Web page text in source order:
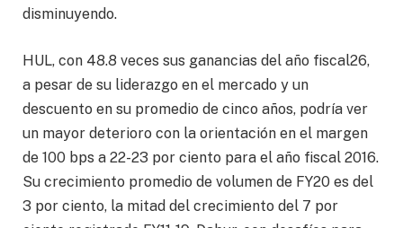
disminuyendo.
HUL, con 48.8 veces sus ganancias del año fiscal26,
a pesar de su liderazgo en el mercado y un
descuento en su promedio de cinco años, podría ver
un mayor deterioro con la orientación en el margen
de 100 bps a 22-23 por ciento para el año fiscal 2016.
Su crecimiento promedio de volumen de FY20 es del
3 por ciento, la mitad del crecimiento del 7 por